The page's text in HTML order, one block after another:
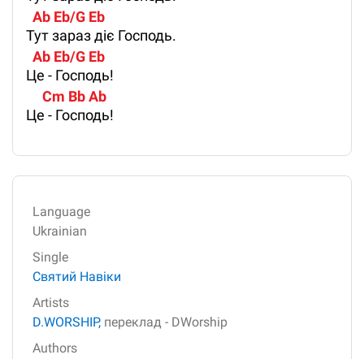
  Ab Eb/G Eb
Тут зараз діє Господь.
  Ab Eb/G Eb
Це - Господь!
     Cm Bb Ab
Це - Господь!
Language
Ukrainian
Single
Святий Навіки
Artists
D.WORSHIP, переклад - DWorship
Authors